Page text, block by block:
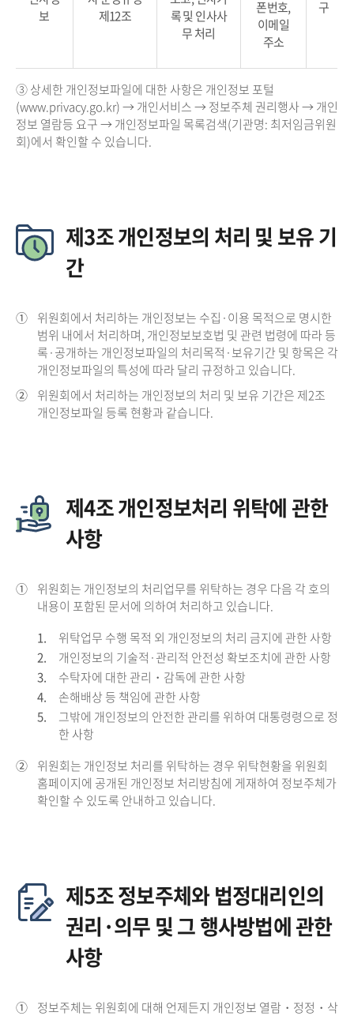
보
제12조
록 및 인사사
무 처리
폰번호,
이메일
주소
구
③ 상세한 개인정보파일에 대한 사항은 개인정보 포털
(www.privacy.go.kr) → 개인서비스 → 정보주체 권리행사 → 개인
정보 열람등 요구 → 개인정보파일 목록검색(기관명: 최저임금위원
회)에서 확인할 수 있습니다.
제3조 개인정보의 처리 및 보유 기
간
① 위원회에서 처리하는 개인정보는 수집·이용 목적으로 명시한
범위 내에서 처리하며, 개인정보보호법 및 관련 법령에 따라 등
록·공개하는 개인정보파일의 처리목적·보유기간 및 항목은 각
개인정보파일의 특성에 따라 달리 규정하고 있습니다.
② 위원회에서 처리하는 개인정보의 처리 및 보유 기간은 제2조
개인정보파일 등록 현황과 같습니다.
제4조 개인정보처리 위탁에 관한
사항
① 위원회는 개인정보의 처리업무를 위탁하는 경우 다음 각 호의
내용이 포함된 문서에 의하여 처리하고 있습니다.
1.
위탁업무 수행 목적 외 개인정보의 처리 금지에 관한 사항
2.
개인정보의 기술적·관리적 안전성 확보조치에 관한 사항
3.
수탁자에 대한 관리・감독에 관한 사항
4.
손해배상 등 책임에 관한 사항
5.
그밖에 개인정보의 안전한 관리를 위하여 대통령령으로 정
한 사항
② 위원회는 개인정보 처리를 위탁하는 경우 위탁현황을 위원회
홈페이지에 공개된 개인정보 처리방침에 게재하여 정보주체가
확인할 수 있도록 안내하고 있습니다.
제5조 정보주체와 법정대리인의
권리·의무 및 그 행사방법에 관한
사항
① 정보주체는 위원회에 대해 언제든지 개인정보 열람・정정・삭